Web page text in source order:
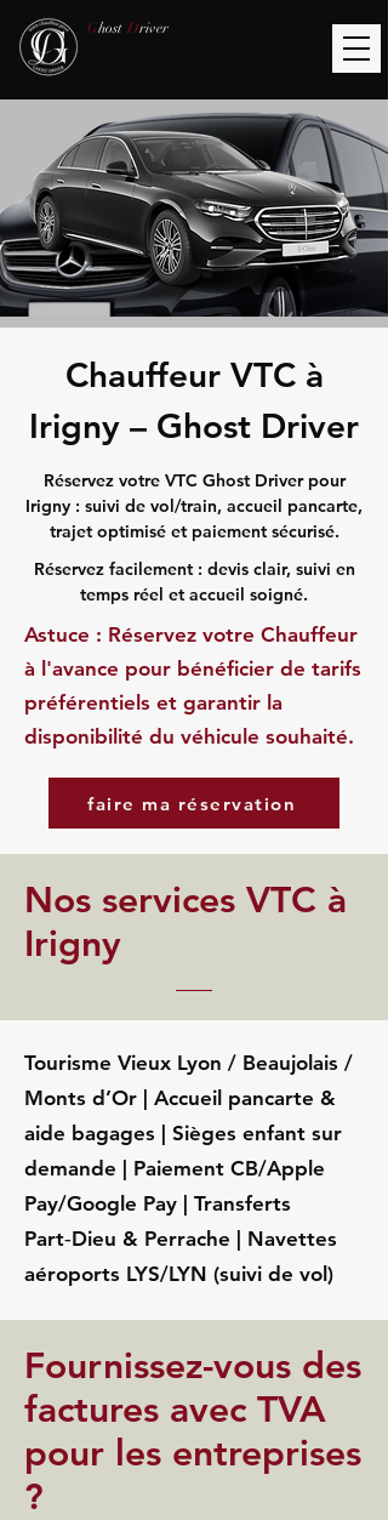
Ghost Driver
Chauffeur VTC à
Irigny – Ghost Driver
Réservez votre VTC Ghost Driver pour
Irigny : suivi de vol/train, accueil pancarte,
trajet optimisé et paiement sécurisé.
Réservez facilement : devis clair, suivi en
temps réel et accueil soigné.
Astuce : Réservez votre Chauffeur
à l'avance pour bénéficier de tarifs
préférentiels et garantir la
disponibilité du véhicule souhaité.
faire ma réservation
Nos services VTC à
Irigny
Tourisme Vieux Lyon / Beaujolais /
Monts d’Or | Accueil pancarte &
aide bagages | Sièges enfant sur
demande | Paiement CB/Apple
Pay/Google Pay | Transferts
Part‑Dieu & Perrache | Navettes
aéroports LYS/LYN (suivi de vol)
Fournissez-vous des
factures avec TVA
pour les entreprises
?